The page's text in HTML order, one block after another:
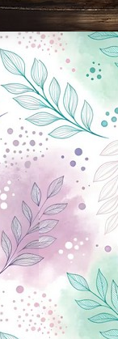
культура, відеоновини, екологія, спортивний Чернігів, туризм, Чернігів